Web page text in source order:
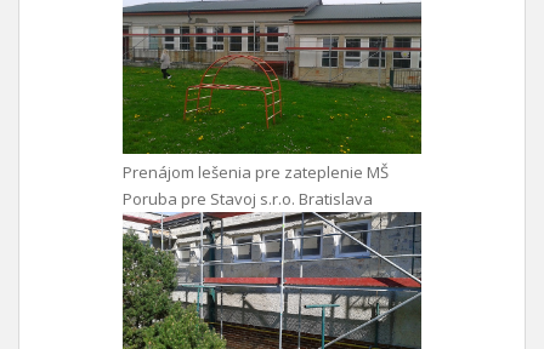
Prenájom lešenia pre zateplenie MŠ
Poruba pre Stavoj s.r.o. Bratislava